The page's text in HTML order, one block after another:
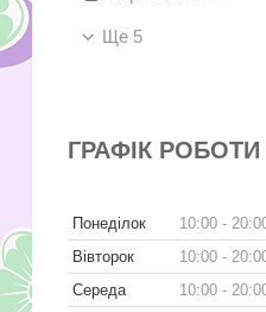
Ще 5
ГРАФІК РОБОТИ
Понеділок 10:00
Вівторок
10:00
Середа
10:00